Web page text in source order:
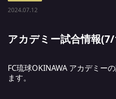
2024.07.12
アカデミー試合情報
FC琉球OKINAWA アカデミー
ます。